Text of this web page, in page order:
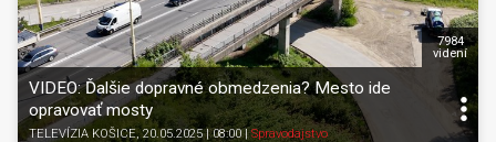
VIDEO: Ďalšie dopravné obmedzenia? Mesto ide
opravovať mosty
TELEVÍZIA KOŠICE, 20.05.2025 | 08:00|Spravodajstvo
7984
videní